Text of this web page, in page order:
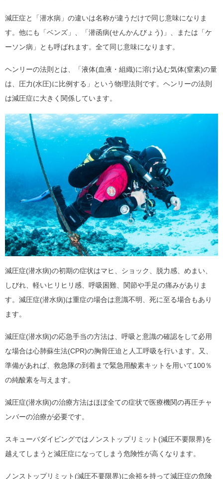
減圧症と「潜水病」の違いは名称が違うだけで同じ意味になりま
す。他にも「ベンズ」、「潜函病(せんかんびょう)」、または「ケ
ーソン病」とも呼ばれます。全て同じ意味になります。
ヘンリーの法則とは、「液体(血液・組織)に溶け込む気体(窒素)の量
は、圧力(水圧)に比例する」という物理法則です。ヘンリーの法則
は減圧症に大きく関係しています。
減圧症(潜水病)の初期の症状はマヒ、ショック、脱力感、めまい、
しびれ、軽いヒリヒリ感、呼吸困難、関節や手足の痛みがありま
す。減圧症(潜水病)は重症の場合は意識不明、死に至る場合もあり
ます。
減圧症(潜水病)の応急手当の方法は、呼吸と意識の確認をして必用
な場合は心肺蘇生法(CPR)の胸骨圧迫と人工呼吸を行います。又、
準備があれば、救急隊の到着まで緊急用酸素キットを用いて100％
の純酸素を与えます。
減圧症(潜水病)の治療方法はほぼ全ての症状で医療機関の再圧チャ
ンバーの治療が必要です。
スキューバダイビングではノンストップリミット(減圧不要限界)を
越えてしまうと減圧症になってしまう危険性が高くなります。
ノンストップリミット(減圧不要限界)に余裕を持って減圧症の危険